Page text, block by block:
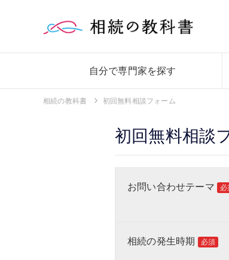
自分で専門家を探す
相続の教科書 初回無料相談フォーム
初回無料相談
お問い合わせテーマ 必
相続の発生時期 必須